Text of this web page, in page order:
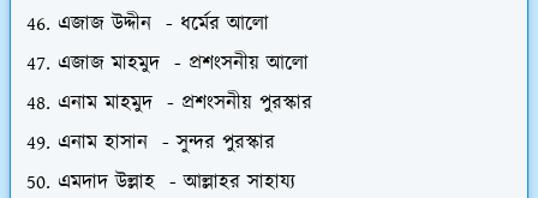
এজাজ উদ্দীন - ধর্মের আলো
এজাজ মাহমুদ - প্রশংসনীয় আলো
এনাম মাহমুদ - প্রশংসনীয় পুরস্কার
এনাম হাসান - সুন্দর পুরস্কার
এমদাদ উল্লাহ - আল্লাহর সাহায্য